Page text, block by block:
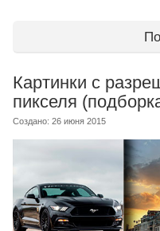
Картинки с
пикселя
Создано: 26 июня 2015